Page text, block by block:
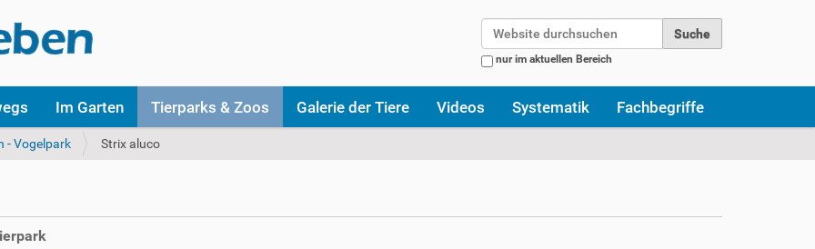
nur im aktuellen Bereich
Im Garten Tierparks & Zoos Galerie der Tiere Videos Systematik Fachbegriffe
- Vogelpark Strix aluco